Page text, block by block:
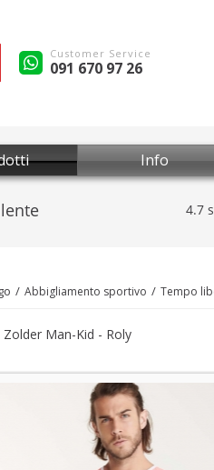
Customer Service
091 670 97 26
Info
Abbigliamento sportivo Tempo
Zolder Man-Kid - Roly